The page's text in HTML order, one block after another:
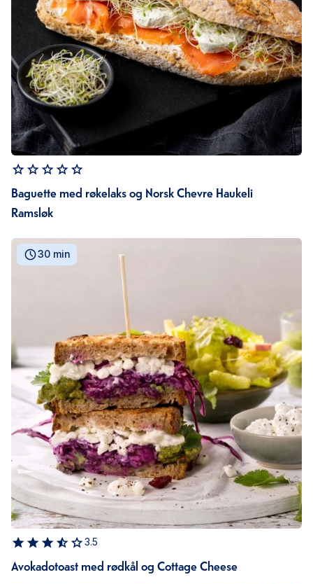
Baguette med røkelaks og Norsk Chevre Haukeli
Ramsløk
30 min
3.5
Avokadotoast med rødkål og Cottage Cheese